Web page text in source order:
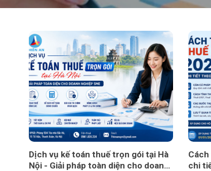
Dịch vụ kế toán thuế trọn gói tại Hà
Nội - Giải pháp toàn diện cho doanh
chi